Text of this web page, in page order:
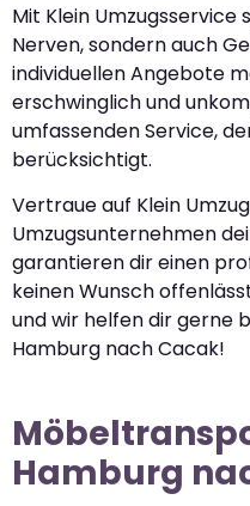
Mit Klein
Nerven, sondern auch
individuellen Angebote
erschwinglich und
umfassenden Service,
berücksichtigt.
Vertraue auf Klein
Umzugsunternehmen
garantieren dir einen
keinen Wunsch
und wir helfen dir gerne
Hamburg nach Cacak!
Hamburg